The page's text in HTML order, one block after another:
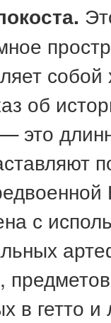
собой
об
это
с
в гетто и